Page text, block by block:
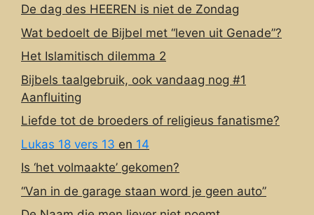
De dag des HEEREN is niet de Zondag
Wat bedoelt de Bijbel met “leven uit Genade”?
Het Islamitisch dilemma 2
Bijbels taalgebruik, ook vandaag nog #1
Aanfluiting
Liefde tot de broeders of religieus fanatisme?
Lukas 18 vers 13 en 14
Is ‘het volmaakte’ gekomen?
“Van in de garage staan word je geen auto”